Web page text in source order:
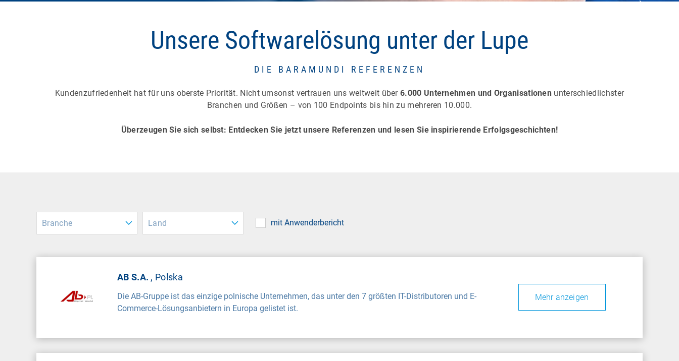
Unsere Softwarelösung unter der Lupe
DIE BARAMUNDI REFERENZEN
Kundenzufriedenheit hat für uns oberste Priorität. Nicht umsonst vertrauen uns weltweit über6.000 Unternehmen und Organisationen unterschiedlichster
Branchen und Größen – von 100 Endpoints bis hin zu mehreren 10.000.
Überzeugen Sie sich selbst: Entdecken Sie jetzt unsere Referenzen und lesen Sie inspirierende Erfolgsgeschichten!
Branche Land mit Anwenderbericht
AB S.A. , Polska
Die AB-Gruppe ist das einzige polnische Unternehmen, das unter den 7 größten IT-Distributoren und E-
Commerce-Lösungsanbietern in Europa gelistet ist.
Mehr anzeigen